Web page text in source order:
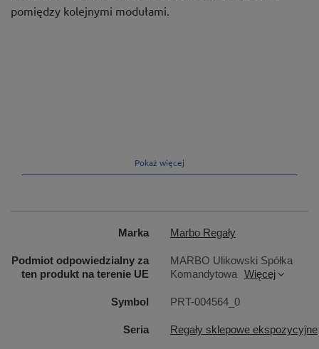
pomiędzy kolejnymi modułami.
Pokaż więcej
Marka Marbo Regały
Podmiot odpowiedzialny za
ten produkt na terenie UE
MARBO Ulikowski Spółka
Komandytowa
Więcej
Symbol PRT-004564_0
Seria Regały sklepowe ekspozycyjne